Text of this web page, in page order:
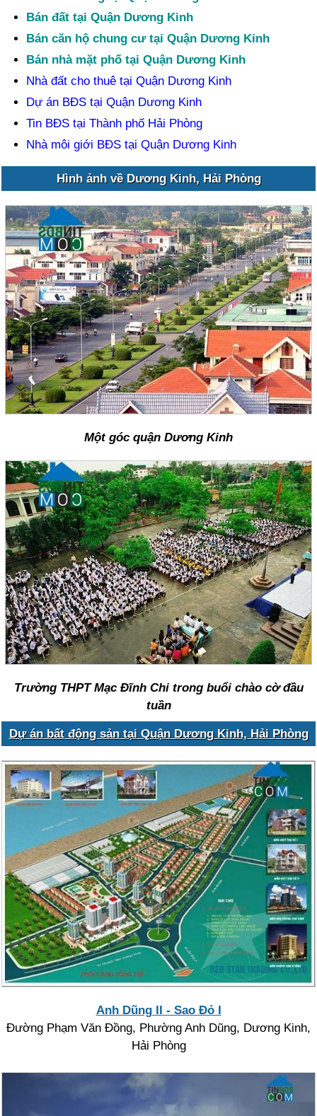
Bán đất tại Quận Dương Kinh
Bán căn hộ chung cư tại Quận Dương Kinh
Bán nhà mặt phố tại Quận Dương Kinh
Nhà đất cho thuê tại Quận Dương Kinh
Dự án BĐS tại Quận Dương Kinh
Tin BĐS tại Thành phố Hải Phòng
Nhà môi giới BĐS tại Quận Dương Kinh
Hình ảnh về Dương Kinh, Hải Phòng
Một góc quận Dương Kinh
Trường THPT Mạc Đĩnh Chi trong buổi chào cờ đầu
tuần
Dự án bất động sản tại Quận Dương Kinh, Hải Phòng
Anh Dũng II - Sao Đỏ I
Đường Phạm Văn Đồng, Phường Anh Dũng, Dương Kinh,
Hải Phòng